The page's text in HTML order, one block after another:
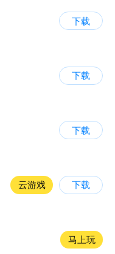
下载
下载
下载
云游戏 下载
马上玩